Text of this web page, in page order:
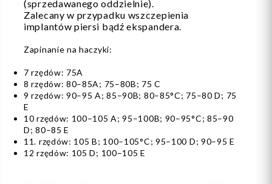
(sprzedawanego oddzielnie).
Zalecany w przypadku wszczepienia
implantów piersi bądź ekspandera.
Zapinanie na haczyki:
7 rzędów: 75A
8 rzędów: 80–85A; 75–80B; 75 C
9 rzędów: 90–95 A; 85–90B; 80–85°C; 75–80 D; 75
E
10 rzędów: 100–105 A; 95–100B; 90–95°C; 85–90
D; 80–85 E
11. rzędów: 105 B; 100–105°C; 95–100 D; 90–95 E
12 rzędów: 105 D; 100–105 E